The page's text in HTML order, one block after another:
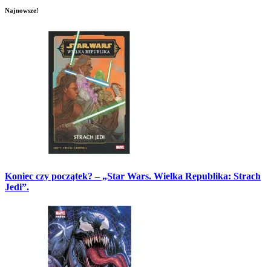
Najnowsze!
Koniec czy początek? – „Star Wars. Wielka Republika: Strach
Jedi”.